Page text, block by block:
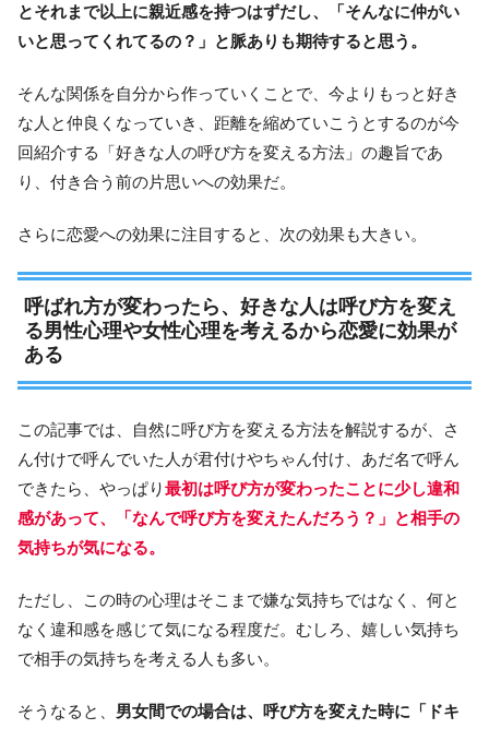
とそれまで以上に親近感を持つはずだし、「そんなに仲がい
いと思ってくれてるの？」と脈ありも期待すると思う。
そんな関係を自分から作っていくことで、今よりもっと好き
な人と仲良くなっていき、距離を縮めていこうとするのが今
回紹介する「好きな人の呼び方を変える方法」の趣旨であ
り、付き合う前の片思いへの効果だ。
さらに恋愛への効果に注目すると、次の効果も大きい。
呼ばれ方が変わったら、好きな人は呼び方を変え
る男性心理や女性心理を考えるから恋愛に効果が
ある
この記事では、自然に呼び方を変える方法を解説するが、さ
ん付けで呼んでいた人が君付けやちゃん付け、あだ名で呼ん
できたら、やっぱり最初は呼び方が変わったことに少し違和
感があって、「なんで呼び方を変えたんだろう？」と相手の
気持ちが気になる。
ただし、この時の心理はそこまで嫌な気持ちではなく、何と
なく違和感を感じて気になる程度だ。むしろ、嬉しい気持ち
で相手の気持ちを考える人も多い。
そうなると、 男女間での場合は、呼び方を変えた時に「ドキ